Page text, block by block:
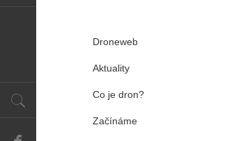
Droneweb
Aktuality
Co je dron?
Začínáme